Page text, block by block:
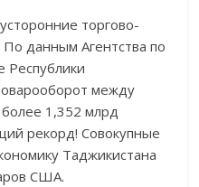
торгово-
данным Агентства по
Республики
между
1,352 млрд
рекорд! Cовокупные
Таджикистана
США.